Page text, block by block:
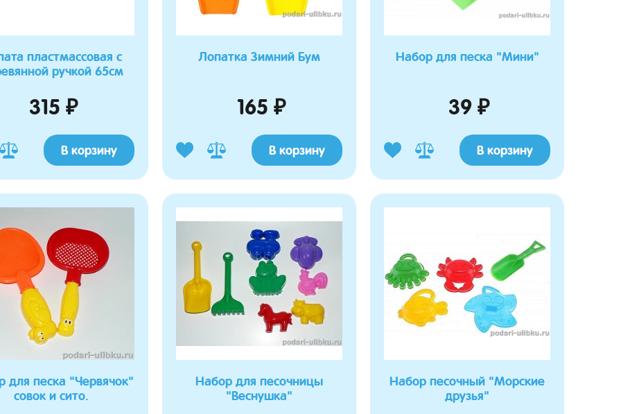
пластмассовая с
ручкой 65см
315 ₽
В корзину
Лопатка Зимний Бум
165 ₽
В корзину
Набор для песка "Мини"
39 ₽
В корзину
для песка "Червячок"
совок и сито.
Набор для песочницы
"Веснушка"
Набор песочный "Морские
друзья"